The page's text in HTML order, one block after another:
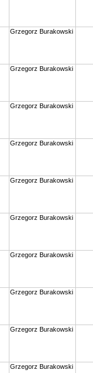
Grzegorz Burakowski
Grzegorz Burakowski
Grzegorz Burakowski
Grzegorz Burakowski
Grzegorz Burakowski
Grzegorz Burakowski
Grzegorz Burakowski
Grzegorz Burakowski
Grzegorz Burakowski
Grzegorz Burakowski